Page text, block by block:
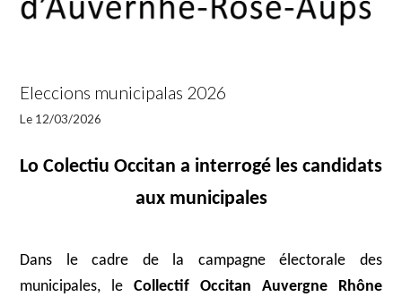
Eleccions municipalas 2026
Le 12/03/2026
Lo Colectiu Occitan a interrogé les candidats
aux municipales
Dans le cadre de la campagne électorale des
municipales, le Collectif Occitan Auvergne Rhône